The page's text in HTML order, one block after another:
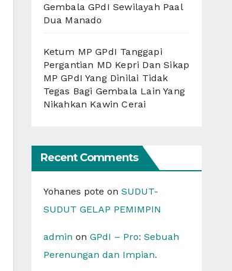
Gembala GPdI Sewilayah Paal
Dua Manado
Ketum MP GPdI Tanggapi
Pergantian MD Kepri Dan Sikap
MP GPdI Yang Dinilai Tidak
Tegas Bagi Gembala Lain Yang
Nikahkan Kawin Cerai
Recent Comments
Yohanes pote on SUDUT-
SUDUT GELAP PEMIMPIN
admin on GPdI – Pro: Sebuah
Perenungan dan Impian.